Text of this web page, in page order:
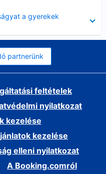
a gyerekek
partnerünk
feltételek
nyilatkozat
kezelése
kezelése
elleni nyilatkozat
A Booking.comról